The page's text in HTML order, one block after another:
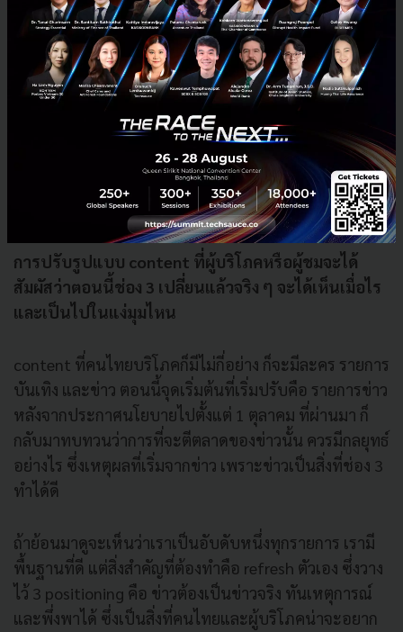
การปรับรูปแบบ content ที่ผู้บริโภคหรือผู้ชมจะได้
สัมผัสว่าตอนนี้ช่อง 3 เปลี่ยนแล้วจริง ๆ จะได้เห็นเมื่อไร
และเป็นไปในแง่มุมไหน
content ที่คนไทยบริโภคก็มีไม่กี่อย่าง ก็จะมีละคร รายการ
บันเทิง และข่าว ตอนนี้จุดเริ่มต้นที่เริ่มปรับคือ รายการข่าว
หลังจากประกาศนโยบายไปตั้งแต่ 1 ตุลาคม ที่ผ่านมา ก็
กลับมาทบทวนว่าการที่จะตีตลาดของข่าวนั้น ควรมีกลยุทธ์
อย่างไร ซึ่งเหตุผลที่เริ่มจากข่าว เพราะข่าวเป็นสิ่งที่ช่อง 3
ทำได้ดี
ถ้าย้อนมาดูจะเห็นว่าเราเป็นอับดับหนึ่งทุกรายการ เรามี
พื้นฐานที่ดี แต่สิ่งสำคัญที่ต้องทำคือ refresh ตัวเอง ซึ่งวาง
ไว้ 3 positioning คือ ข่าวต้องเป็นข่าวจริง ทันเหตุการณ์
และพึ่งพาได้ ซึ่งเป็นสิ่งที่คนไทยและผู้บริโภคน่าจะอยาก